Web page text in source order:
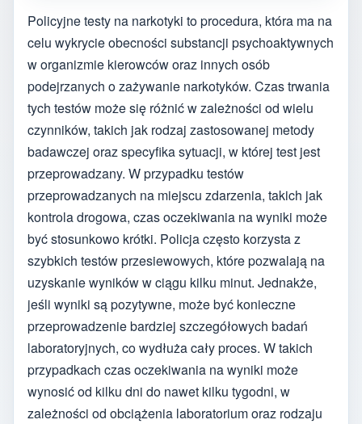
Policyjne testy na narkotyki to procedura, która ma na
celu wykrycie obecności substancji psychoaktywnych
w organizmie kierowców oraz innych osób
podejrzanych o zażywanie narkotyków. Czas trwania
tych testów może się różnić w zależności od wielu
czynników, takich jak rodzaj zastosowanej metody
badawczej oraz specyfika sytuacji, w której test jest
przeprowadzany. W przypadku testów
przeprowadzanych na miejscu zdarzenia, takich jak
kontrola drogowa, czas oczekiwania na wyniki może
być stosunkowo krótki. Policja często korzysta z
szybkich testów przesiewowych, które pozwalają na
uzyskanie wyników w ciągu kilku minut. Jednakże,
jeśli wyniki są pozytywne, może być konieczne
przeprowadzenie bardziej szczegółowych badań
laboratoryjnych, co wydłuża cały proces. W takich
przypadkach czas oczekiwania na wyniki może
wynosić od kilku dni do nawet kilku tygodni, w
zależności od obciążenia laboratorium oraz rodzaju